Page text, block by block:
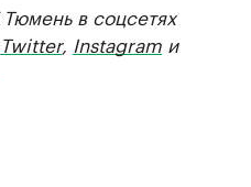
в соцсетях
Twitter, Instagram и